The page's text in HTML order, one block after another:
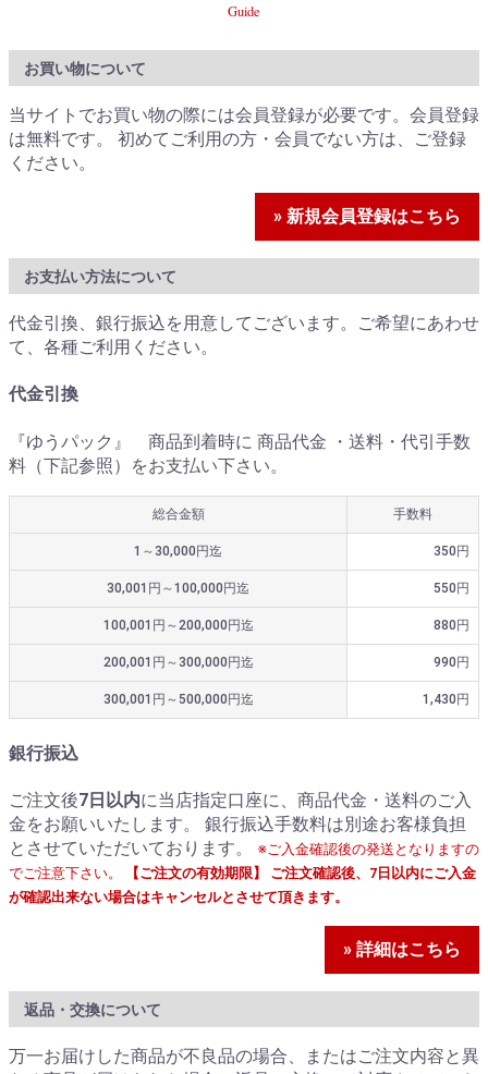
Guide
お買い物について
当サイトでお買い物の際には会員登録が必要です。会員登録
は無料です。 初めてご利用の方・会員でない方は、ご登録
ください。
» 新規会員登録はこちら
お支払い方法について
代金引換、銀行振込を用意してございます。ご希望にあわせ
て、各種ご利用ください。
代金引換
『ゆうパック』 商品到着時に 商品代金 ・送料・代引手数
料（下記参照）をお支払い下さい。
総合金額 手数料
1～30,000円迄 350円
30,001円～100,000円迄 550円
100,001円～200,000円迄 880円
200,001円～300,000円迄 990円
300,001円～500,000円迄 1,430円
銀行振込
ご注文後7日以内に当店指定口座に、商品代金・送料のご入
金をお願いいたします。 銀行振込手数料は別途お客様負担
とさせていただいております。
※ご入金確認後の発送となりますの
でご注意下さい。
【ご注文の有効期限】 ご注文確認後、7日以内にご入金
が確認出来ない場合はキャンセルとさせて頂きます。
» 詳細はこちら
返品・交換について
万一お届けした商品が不良品の場合、またはご注文内容と異